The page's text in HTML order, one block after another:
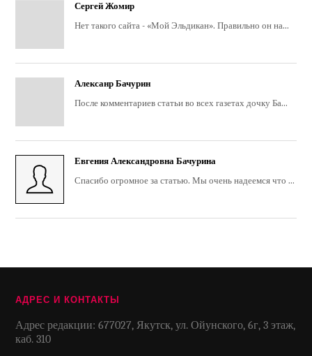
Сергей Жомир
Нет такого сайта - «Мой Эльдикан». Правильно он на...
Алексанр Бачурин
После комментариев статьи во всех газетах дочку Ба...
Евгения Александровна Бачурина
Спасибо огромное за статью. Мы очень надеемся что ...
АДРЕС И КОНТАКТЫ
Адрес редакции: 677027, Якутск, ул. Ойунского, 6г, 3 этаж,
каб. 310